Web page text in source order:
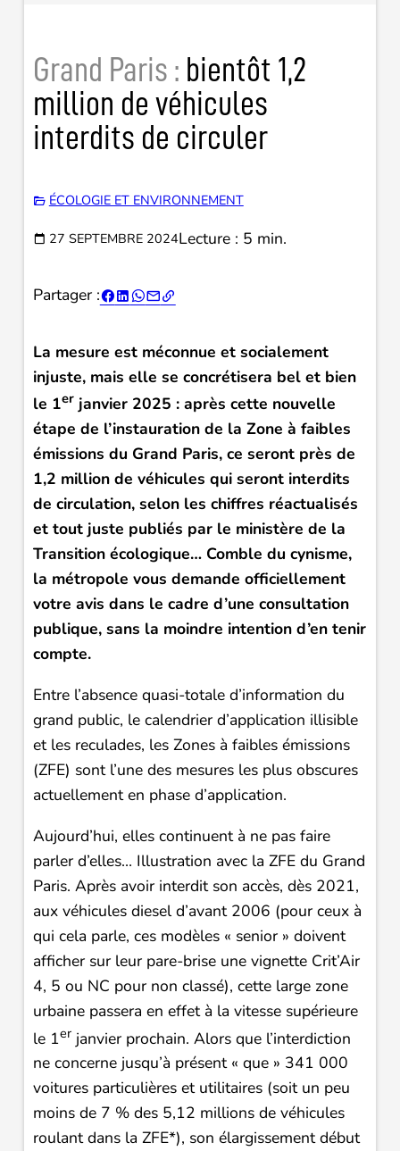
Grand Paris : bientôt 1,2
million de véhicules
interdits de circuler
ÉCOLOGIE ET ENVIRONNEMENT
27 SEPTEMBRE 2024Lecture : 5 min.
Partager :
La mesure est méconnue et socialement
injuste, mais elle se concrétisera bel et bien
le 1erjanvier 2025 : après cette nouvelle
étape de l’instauration de la Zone à faibles
émissions du Grand Paris, ce seront près de
1,2 million de véhicules qui seront interdits
de circulation, selon les chiffres réactualisés
et tout juste publiés par le ministère de la
Transition écologique… Comble du cynisme,
la métropole vous demande officiellement
votre avis dans le cadre d’une consultation
publique, sans la moindre intention d’en tenir
compte.
Entre l’absence quasi-totale d’information du
grand public, le calendrier d’application illisible
et les reculades, les Zones à faibles émissions
(ZFE) sont l’une des mesures les plus obscures
actuellement en phase d’application.
Aujourd’hui, elles continuent à ne pas faire
parler d’elles… Illustration avec la ZFE du Grand
Paris. Après avoir interdit son accès, dès 2021,
aux véhicules diesel d’avant 2006 (pour ceux à
qui cela parle, ces modèles « senior » doivent
afficher sur leur pare-brise une vignette Crit’Air
4, 5 ou NC pour non classé), cette large zone
urbaine passera en effet à la vitesse supérieure
le 1erjanvier prochain. Alors que l’interdiction
ne concerne jusqu’à présent « que » 341 000
voitures particulières et utilitaires (soit un peu
moins de 7 % des 5,12 millions de véhicules
roulant dans la ZFE*), son élargissement début